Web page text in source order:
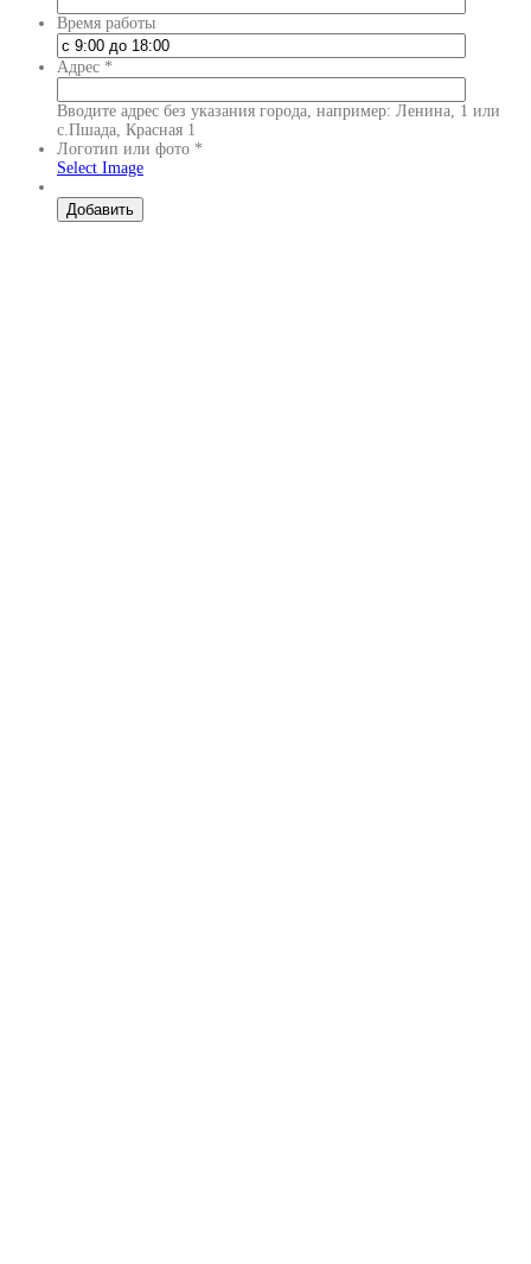
Время работы
Адрес *
Вводите адрес без указания города, например: Ленина, 1 или
с.Пшада, Красная 1
Логотип или фото *
Select Image